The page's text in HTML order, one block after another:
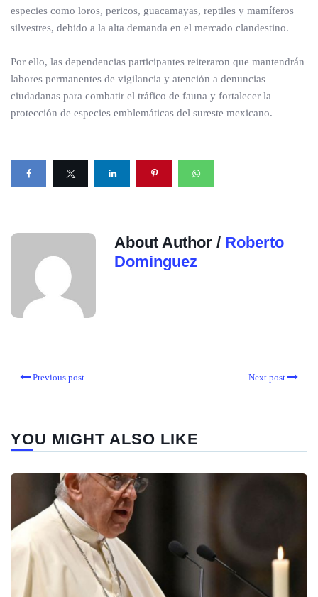
especies como loros, pericos, guacamayas, reptiles y mamíferos
silvestres, debido a la alta demanda en el mercado clandestino.
Por ello, las dependencias participantes reiteraron que mantendrán
labores permanentes de vigilancia y atención a denuncias
ciudadanas para combatir el tráfico de fauna y fortalecer la
protección de especies emblemáticas del sureste mexicano.
About Author / Roberto
Dominguez
Previous post Next post
YOU MIGHT ALSO LIKE